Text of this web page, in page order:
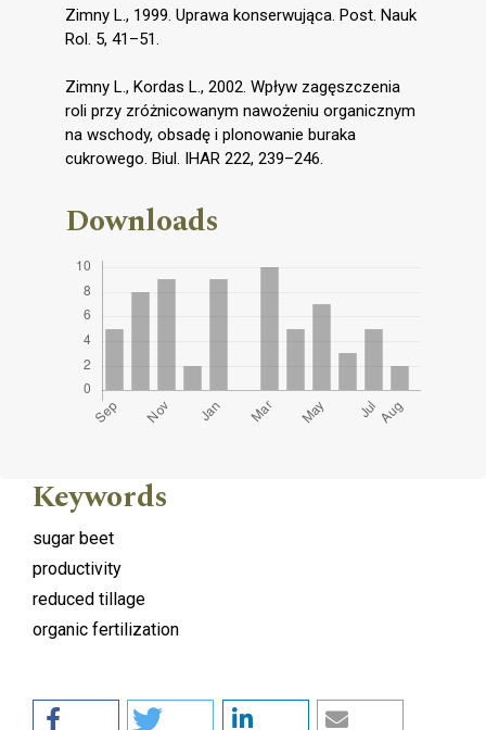
Zimny L., 1999. Uprawa konserwująca. Post. Nauk
Rol. 5, 41–51.
Zimny L., Kordas L., 2002. Wpływ zagęszczenia
roli przy zróżnicowanym nawożeniu organicznym
na wschody, obsadę i plonowanie buraka
cukrowego. Biul. IHAR 222, 239–246.
Downloads
Keywords
sugar beet
productivity
reduced tillage
organic fertilization